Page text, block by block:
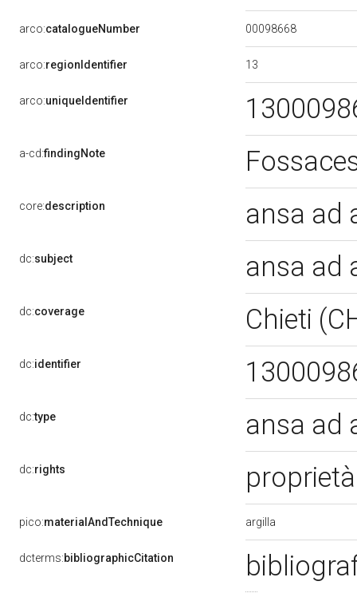
arco:catalogueNumber 00098668
arco:regionIdentifier 13
arco:uniqueIdentifier
a-cd:findingNote
core:description ansa ad
dc:subject ansa ad
dc:coverage Chieti
dc:identifier
dc:type ansa ad
dc:rights
pico:materialAndTechnique argilla
dcterms:bibliographicCitation